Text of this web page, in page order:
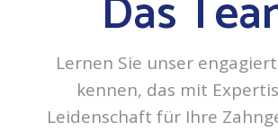
Lernen Sie unser
kennen, das mit
Leidenschaft für Ihre